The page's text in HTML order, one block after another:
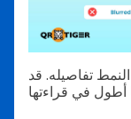
تفاصيله. قد